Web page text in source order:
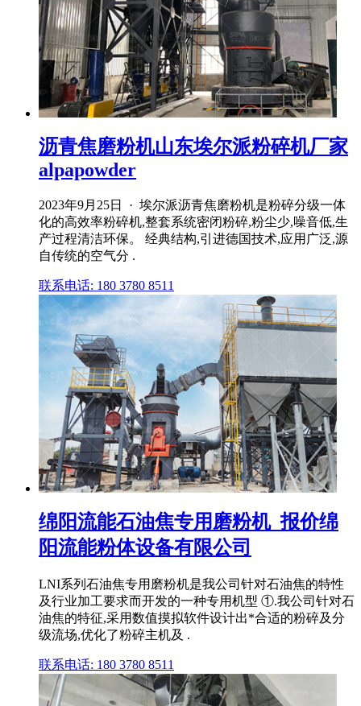
沥青焦磨粉机山东埃尔派粉碎机厂家
alpapowder
2023年9月25日 · 埃尔派沥青焦磨粉机是粉碎分级一体
化的高效率粉碎机,整套系统密闭粉碎,粉尘少,噪音低,生
产过程清洁环保。 经典结构,引进德国技术,应用广泛,源
自传统的空气分 .
联系电话: 180 3780 8511
绵阳流能石油焦专用磨粉机_报价绵
阳流能粉体设备有限公司
LNI系列石油焦专用磨粉机是我公司针对石油焦的特性
及行业加工要求而开发的一种专用机型 ①.我公司针对石
油焦的特征,采用数值摸拟软件设计出*合适的粉碎及分
级流场,优化了粉碎主机及 .
联系电话: 180 3780 8511